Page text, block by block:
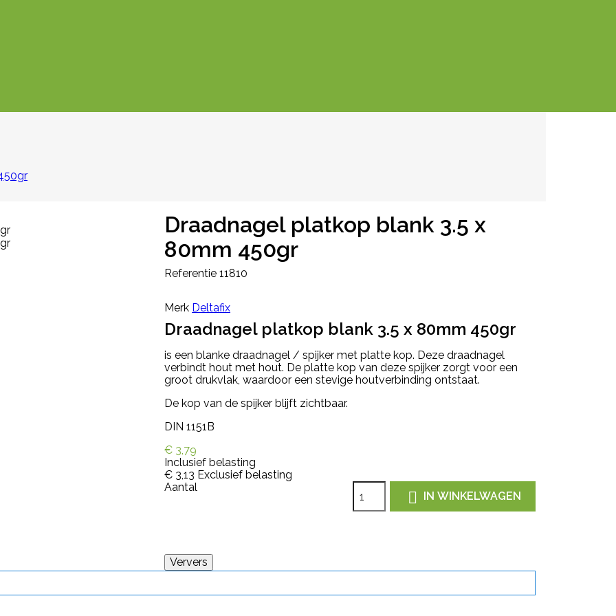
Draadnagel platkop blank 3.5 x
80mm 450gr
Referentie 11810
Merk Deltafix
Draadnagel platkop blank 3.5 x 80mm 450gr
is een blanke draadnagel / spijker met platte kop. Deze draadnagel
verbindt hout met hout. De platte kop van deze spijker zorgt voor een
groot drukvlak, waardoor een stevige houtverbinding ontstaat.
De kop van de spijker blijft zichtbaar.
DIN 1151B
€ 3,79
Inclusief belasting
€ 3,13 Exclusief belasting
Aantal
 IN WINKELWAGEN